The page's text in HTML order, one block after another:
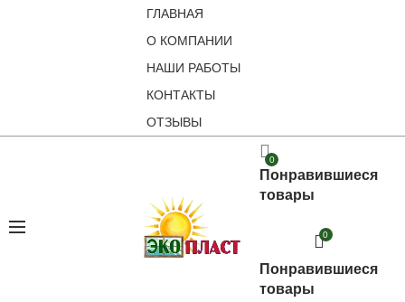
ГЛАВНАЯ
О КОМПАНИИ
НАШИ РАБОТЫ
КОНТАКТЫ
ОТЗЫВЫ
0
Понравившиеся
товары
0
Понравившиеся
товары